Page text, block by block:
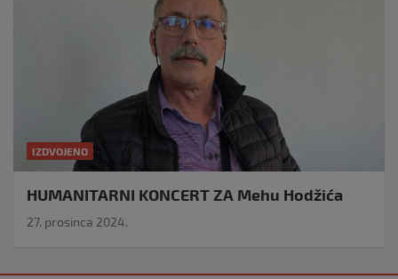
IZDVOJENO
HUMANITARNI KONCERT ZA Mehu Hodžića
27. prosinca 2024.